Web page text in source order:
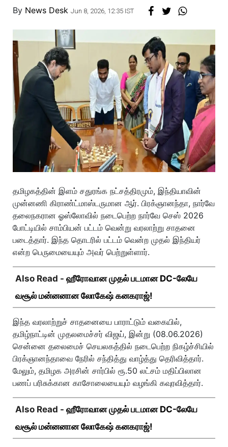
By News Desk Jun 8, 2026, 12:35 IST
தமிழகத்தின் இளம் சதுரங்க நட்சத்திரமும், இந்தியாவின்
முன்னணி கிராண்ட்மாஸ்டருமான ஆர். பிரக்ஞானந்தா, நார்வே
தலைநகரான ஓஸ்லோவில் நடைபெற்ற நார்வே செஸ் 2026
போட்டியில் சாம்பியன் பட்டம் வென்று வரலாற்று சாதனை
படைத்தார். இந்த தொடரில் பட்டம் வென்ற முதல் இந்தியர்
என்ற பெருமையையும் அவர் பெற்றுள்ளார்.
Also Read - ஹீரோவான முதல் படமான DC-லேயே
வசூல் மன்னனான லோகேஷ் கனகராஜ்!
இந்த வரலாற்றுச் சாதனையை பாராட்டும் வகையில்,
தமிழ்நாட்டின் முதலமைச்சர் விஜய், இன்று (08.06.2026)
சென்னை தலைமைச் செயலகத்தில் நடைபெற்ற நிகழ்ச்சியில்
பிரக்ஞானந்தாவை நேரில் சந்தித்து வாழ்த்து தெரிவித்தார்.
மேலும், தமிழக அரசின் சார்பில் ரூ.50 லட்சம் மதிப்பிலான
பணப் பரிசுக்கான காசோலையையும் வழங்கி கவுரவித்தார்.
Also Read - ஹீரோவான முதல் படமான DC-லேயே
வசூல் மன்னனான லோகேஷ் கனகராஜ்!